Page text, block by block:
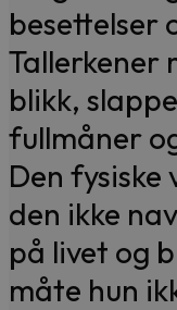
besettelser
Tallerkener
blikk,
fullmåner
Den fysiske
den ikke
på livet og
måte hun